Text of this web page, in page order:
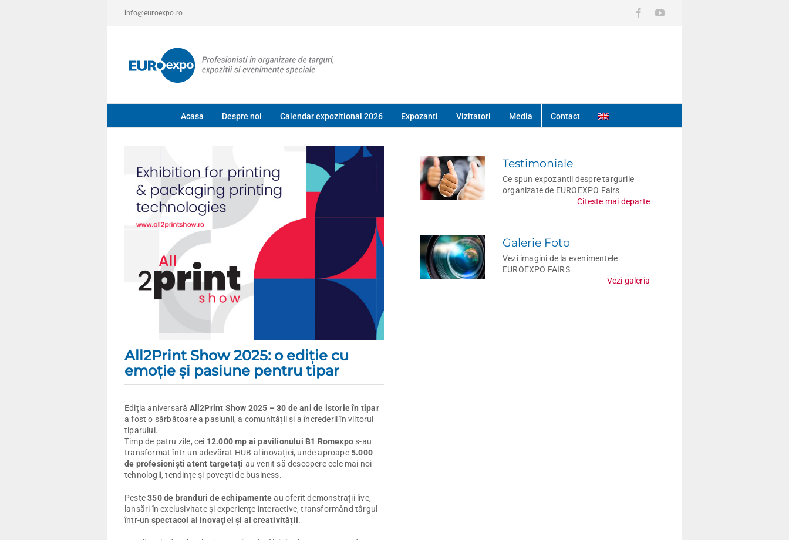
info@euroexpo.ro FacebookYouTube
Acasa Despre noi Calendar expozitional 2026 Expozanti Vizitatori Media Contact
All2Print Show 2025: o ediţie cu
emoţie şi pasiune pentru tipar
Ediția aniversară All2Print Show 2025 – 30 de ani de istorie în tipar
a fost o sărbătoare a pasiunii, a comunității și a încrederii în viitorul
tiparului.
Timp de patru zile, cei 12.000 mp ai pavilionului B1 Romexpos-au
transformat într-un adevărat HUB al inovației, unde aproape5.000
de profesioniști atent targetați au venit să descopere cele mai noi
tehnologii, tendințe și povești de business.
Peste350 de branduri de echipamenteau oferit demonstrații live,
lansări în exclusivitate și experiențe interactive, transformând târgul
într-un spectacol al inovaţiei și al creativității.
Testimoniale
Ce spun expozantii despre targurile
organizate de EUROEXPO Fairs
Citeste mai departe
Galerie Foto
Vezi imagini de la evenimentele
EUROEXPO FAIRS
Vezi galeria